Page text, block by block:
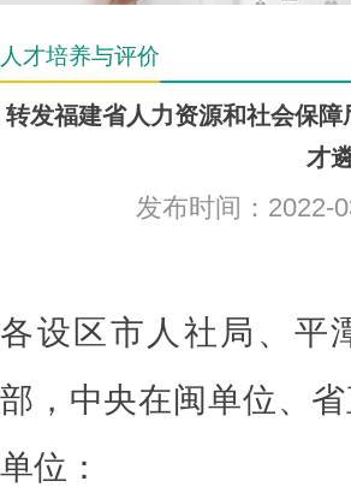
人才培养与评价
转发福建省人力资源和社会保
才
发布时间：
各设区市人社局、平
部，中央在闽单位、
单位 ：